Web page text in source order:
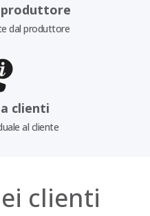
produttore
dal produttore
clienti
al cliente
clienti